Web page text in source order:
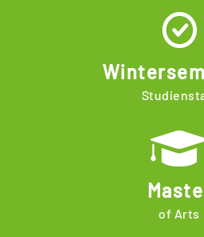
of Arts